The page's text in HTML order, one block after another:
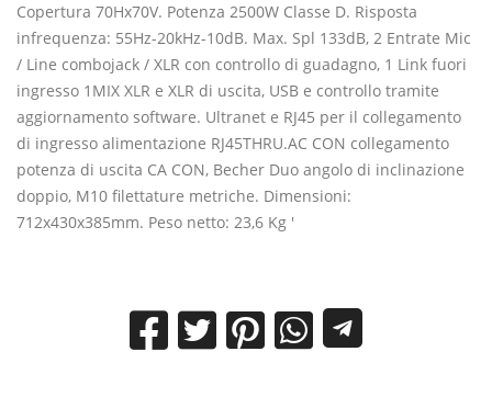
Copertura 70Hx70V. Potenza 2500W Classe D. Risposta
infrequenza: 55Hz-20kHz-10dB. Max. Spl 133dB, 2 Entrate Mic
/ Line combojack / XLR con controllo di guadagno, 1 Link fuori
ingresso 1MIX XLR e XLR di uscita, USB e controllo tramite
aggiornamento software. Ultranet e RJ45 per il collegamento
di ingresso alimentazione RJ45THRU.AC CON collegamento
potenza di uscita CA CON, Becher Duo angolo di inclinazione
doppio, M10 filettature metriche. Dimensioni:
712x430x385mm. Peso netto: 23,6 Kg '